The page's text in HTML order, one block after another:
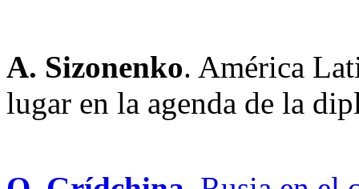
A. Sizonenko. América
lugar en la agenda de la